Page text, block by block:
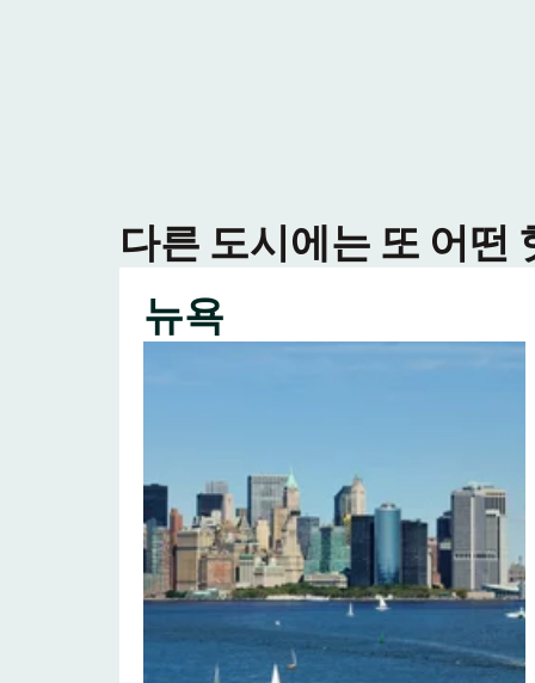
다른 도시에는 또 어떤
뉴욕